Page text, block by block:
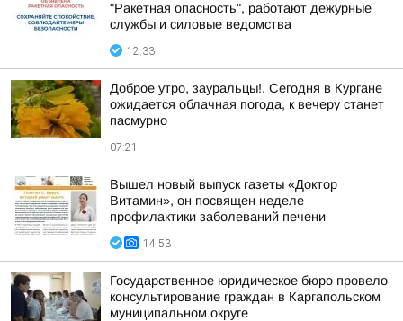
"Ракетная опасность", работают дежурные
службы и силовые ведомства
12:33
Доброе утро, зауральцы!. Сегодня в Кургане
ожидается облачная погода, к вечеру станет
пасмурно
07:21
Вышел новый выпуск газеты «Доктор
Витамин», он посвящен неделе
профилактики заболеваний печени
14:53
Государственное юридическое бюро провело
консультирование граждан в Каргапольском
муниципальном округе